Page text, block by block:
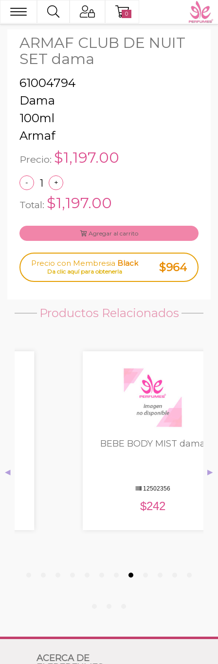
0
ARMAF CLUB DE NUIT
SET dama
61004794
Dama
100ml
Armaf
Precio: $1,197.00
- +
Total: $1,197.00
Agregar al carrito
Precio con Membresia Black
Da clic aquí para obtenerla $964
Productos Relacionados
BEBE BODY MIST dama
◀ ▶
ACERCA DE